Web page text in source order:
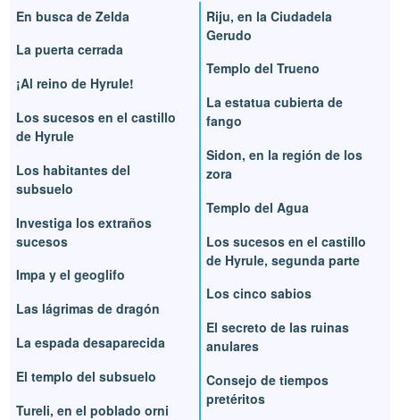
En busca de Zelda
La puerta cerrada
¡Al reino de Hyrule!
Los sucesos en el castillo
de Hyrule
Los habitantes del
subsuelo
Investiga los extraños
sucesos
Impa y el geoglifo
Las lágrimas de dragón
La espada desaparecida
El templo del subsuelo
Tureli, en el poblado orni
Riju, en la Ciudadela
Gerudo
Templo del Trueno
La estatua cubierta de
fango
Sidon, en la región de los
zora
Templo del Agua
Los sucesos en el castillo
de Hyrule, segunda parte
Los cinco sabios
El secreto de las ruinas
anulares
Consejo de tiempos
pretéritos